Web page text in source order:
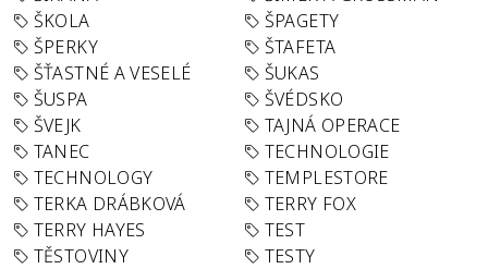
ŠKOLA
ŠPAGETY
ŠPERKY
ŠTAFETA
ŠŤASTNÉ A VESELÉ
ŠUKAS
ŠUSPA
ŠVÉDSKO
ŠVEJK
TAJNÁ OPERACE
TANEC
TECHNOLOGIE
TECHNOLOGY
TEMPLESTORE
TERKA DRÁBKOVÁ
TERRY FOX
TERRY HAYES
TEST
TĚSTOVINY
TESTY